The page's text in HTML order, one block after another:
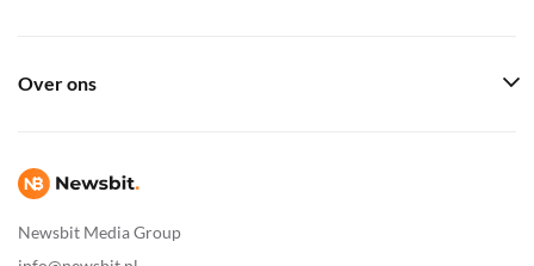
Newsbit Media Group
Over ons